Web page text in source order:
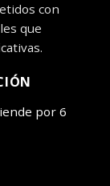
con
que
por 6